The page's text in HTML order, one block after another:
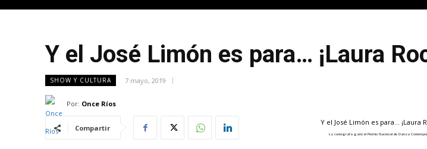
Y el José Limón es para… ¡Laura
SHOW Y CULTURA 7 mayo, 2019
Por: Once Ríos
Compartir
Y el José Limón es para… ¡Laura
La coreógrafa ganó el Premio Nacional de Danza